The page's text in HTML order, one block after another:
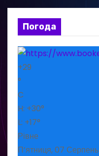
Погода
+29
°
C
H: +30°
L: +17°
Рівне
П’ятниця, 07 Серпень